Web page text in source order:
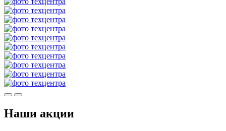
Наши акции